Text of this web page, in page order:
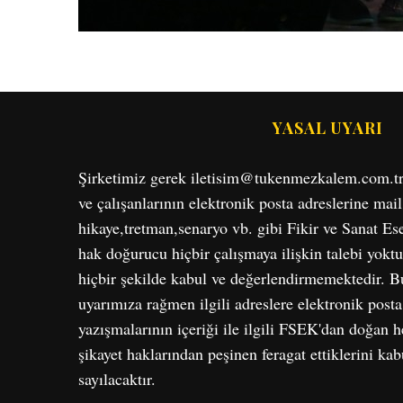
YASAL UYARI
Şirketimiz gerek
ve çalışanlarının elektronik posta adreslerine
hikaye,tretman,senaryo vb. gibi Fikir ve Sanat
hak doğurucu hiçbir çalışmaya ilişkin talebi
hiçbir şekilde kabul ve değerlendirmemektedir.
uyarımıza rağmen ilgili adreslere elektronik
yazışmalarının içeriği ile ilgili FSEK'dan doğan
şikayet haklarından peşinen feragat ettiklerini
sayılacaktır.